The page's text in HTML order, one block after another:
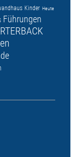
Kinder Heute
Führungen